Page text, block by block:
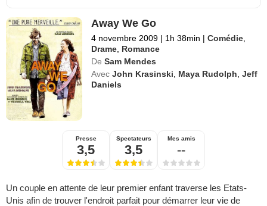
Away We Go
4 novembre 2009 | 1h 38min | Comédie
Drame Romance
De Sam Mendes
Avec John Krasinski Maya Rudolph ,Jeff
Daniels
Presse
3,5
Spectateurs
3,5
Mes amis
--
Un couple en attente de leur premier enfant traverse les Etats-
Unis afin de trouver l'endroit parfait pour démarrer leur vie de